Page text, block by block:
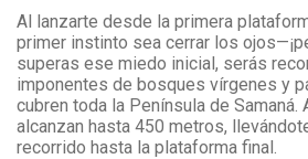
Al lanzarte desde la primera
primer instinto sea cerrar los
superas ese miedo inicial, serás
imponentes de bosques vírgenes y
cubren toda la Península de Samaná.
alcanzan hasta 450 metros,
recorrido hasta la plataforma final.